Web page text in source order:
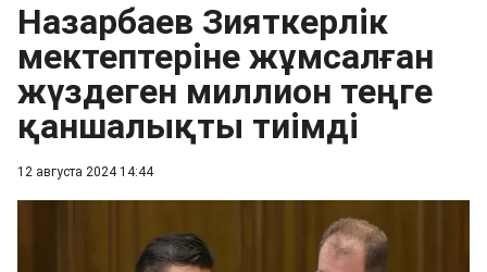
12 августа 2024 14:44
Назарбаев Зияткерлік
мектептеріне жұмсалған
жүздеген миллион теңге
қаншалықты тиімді